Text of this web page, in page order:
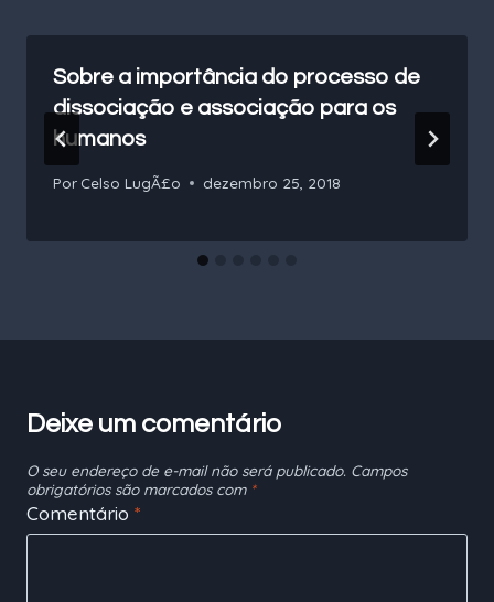
Sobre a importância do processo de
dissociação e associação para os
humanos
Por Celso LugÃ£o dezembro 25, 2018
Deixe um comentário
O seu endereço de e-mail não será publicado. Campos
obrigatórios são marcados com *
Comentário *